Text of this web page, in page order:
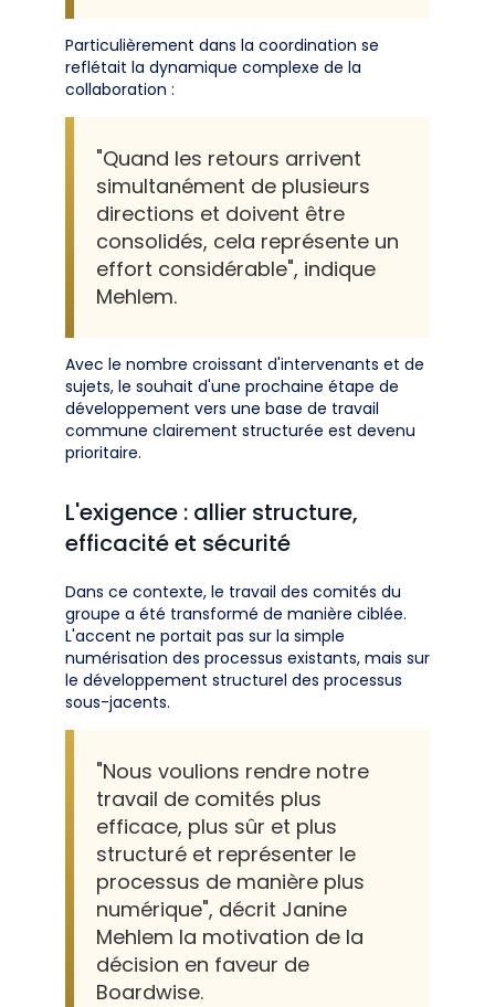
Particulièrement dans la coordination se
reflétait la dynamique complexe de la
collaboration :
"Quand les retours arrivent
simultanément de plusieurs
directions et doivent être
consolidés, cela représente un
effort considérable", indique
Mehlem.
Avec le nombre croissant d'intervenants et de
sujets, le souhait d'une prochaine étape de
développement vers une base de travail
commune clairement structurée est devenu
prioritaire.
L'exigence : allier structure,
efficacité et sécurité
Dans ce contexte, le travail des comités du
groupe a été transformé de manière ciblée.
L'accent ne portait pas sur la simple
numérisation des processus existants, mais sur
le développement structurel des processus
sous-jacents.
"Nous voulions rendre notre
travail de comités plus
efficace, plus sûr et plus
structuré et représenter le
processus de manière plus
numérique", décrit Janine
Mehlem la motivation de la
décision en faveur de
Boardwise.